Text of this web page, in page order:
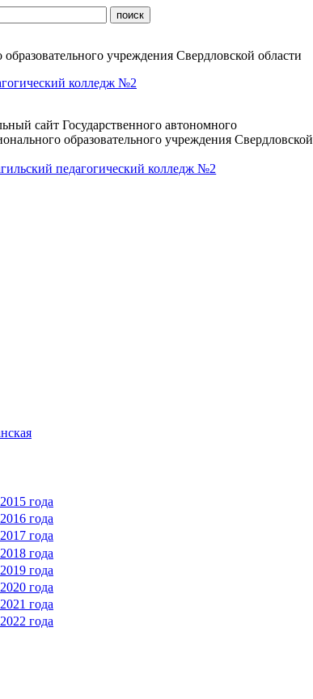
учреждения Свердловской области
колледж №2
сайт Государственного автономного
образовательного учреждения Свердловской
педагогический колледж №2
года
года
года
года
года
года
года
года